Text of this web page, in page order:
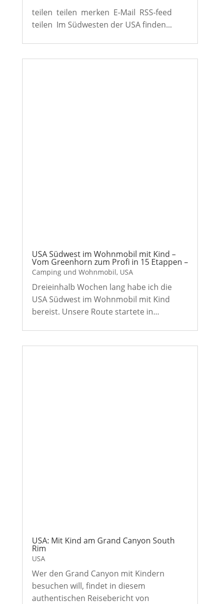
teilen teilen merken E-Mail RSS-feed
teilen Im Südwesten der USA finden...
USA Südwest im Wohnmobil mit Kind –
Vom Greenhorn zum Profi in 15 Etappen –
Camping und Wohnmobil, USA
Dreieinhalb Wochen lang habe ich die
USA Südwest im Wohnmobil mit Kind
bereist. Unsere Route startete in...
USA: Mit Kind am Grand Canyon South
Rim
USA
Wer den Grand Canyon mit Kindern
besuchen will, findet in diesem
authentischen Reisebericht von